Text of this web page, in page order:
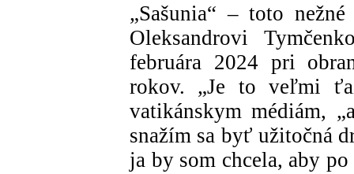
„Sašunia“ – toto
Oleksandrovi
februára 2024 pri
rokov. „Je to veľmi
vatikánskym médiám,
snažím sa byť užitočná
ja by som chcela, aby